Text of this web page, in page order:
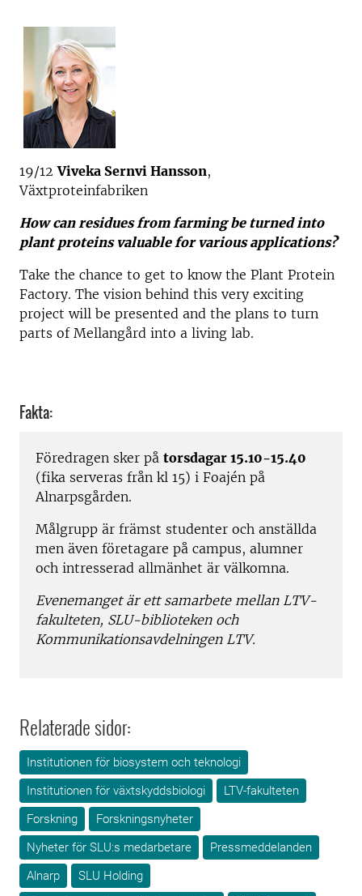
19/12Viveka Sernvi Hansson,
Växtproteinfabriken
How can residues from farming be turned into
plant proteins valuable for various applications?
Take the chance to get to know the Plant Protein
Factory. The vision behind this very exciting
project will be presented and the plans to turn
parts of Mellangård into a living lab.
Fakta:
Föredragen sker på torsdagar 15.10-15.40
(fika serveras från kl 15) i Foajén på
Alnarpsgården.
Målgrupp är främst studenter och anställda
men även företagare på campus, alumner
och intresserad allmänhet är välkomna.
Evenemanget är ett samarbete mellan LTV-
fakulteten, SLU-biblioteken och
Kommunikationsavdelningen LTV.
Relaterade sidor:
Institutionen för biosystem och teknologi
Institutionen för växtskyddsbiologi
LTV-fakulteten
Forskning
Forskningsnyheter
Nyheter för SLU:s medarbetare
Pressmeddelanden
Alnarp
SLU Holding